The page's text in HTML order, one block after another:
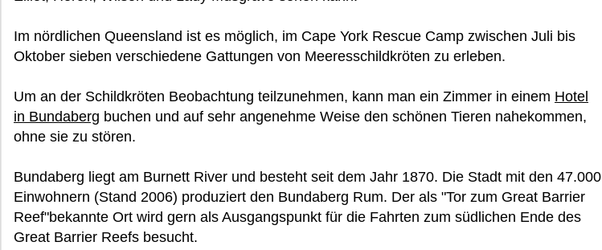
Im nördlichen Queensland ist es möglich, im Cape York Rescue Camp zwischen Juli bis
Oktober sieben verschiedene Gattungen von Meeresschildkröten zu erleben.
Um an der Schildkröten Beobachtung teilzunehmen, kann man ein Zimmer in einem Hotel
in Bundaberg buchen und auf sehr angenehme Weise den schönen Tieren nahekommen,
ohne sie zu stören.
Bundaberg liegt am Burnett River und besteht seit dem Jahr 1870. Die Stadt mit den 47.000
Einwohnern (Stand 2006) produziert den Bundaberg Rum. Der als "Tor zum Great Barrier
Reef"bekannte Ort wird gern als Ausgangspunkt für die Fahrten zum südlichen Ende des
Great Barrier Reefs besucht.